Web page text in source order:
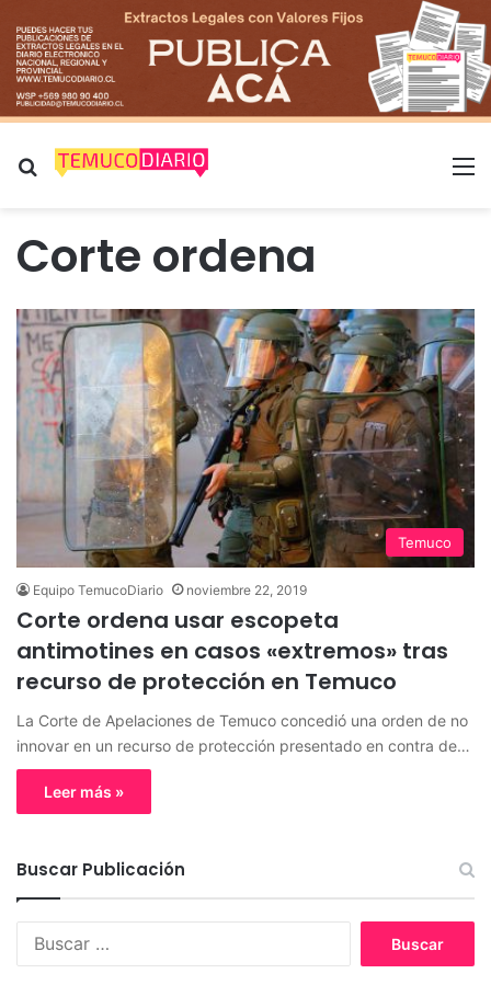
Buscar por
Corte ordena
Temuco
Equipo TemucoDiario noviembre 22, 2019
Corte ordena usar escopeta
antimotines en casos «extremos» tras
recurso de protección en Temuco
La Corte de Apelaciones de Temuco concedió una orden de no
innovar en un recurso de protección presentado en contra de…
Leer más »
Buscar Publicación